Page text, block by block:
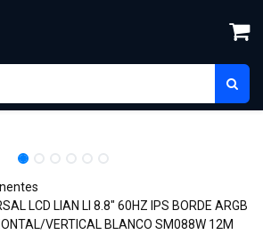
LCD LIAN LI 8.8" 60HZ IPS BORDE ARGB
VERTICAL BLANCO SM088W 12M